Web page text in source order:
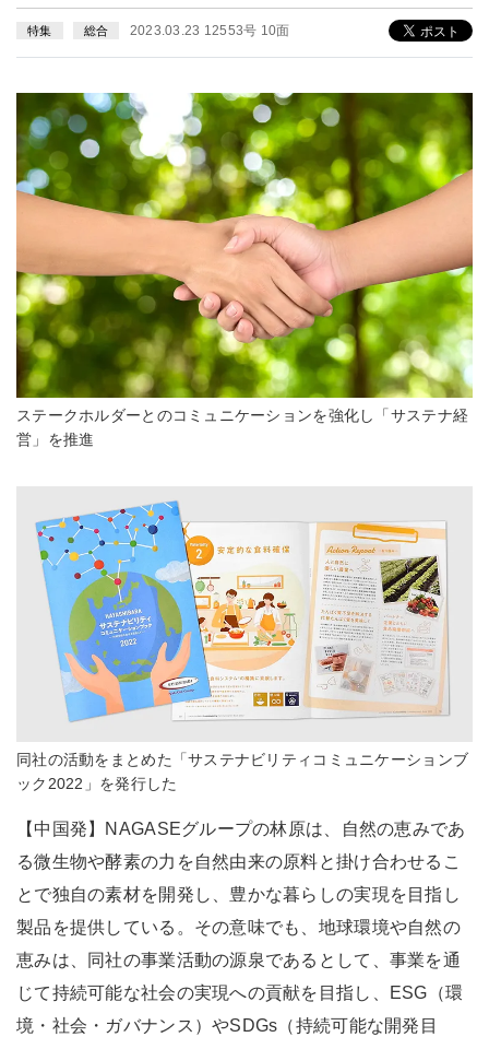
特集 総合 2023.03.23 12553号 10面
ステークホルダーとのコミュニケーションを強化し「サステナ経
営」を推進
同社の活動をまとめた「サステナビリティコミュニケーションブ
ック2022」を発行した
【中国発】NAGASEグループの林原は、自然の恵みであ
る微生物や酵素の力を自然由来の原料と掛け合わせるこ
とで独自の素材を開発し、豊かな暮らしの実現を目指し
製品を提供している。その意味でも、地球環境や自然の
恵みは、同社の事業活動の源泉であるとして、事業を通
じて持続可能な社会の実現への貢献を目指し、ESG（環
境・社会・ガバナンス）やSDGs（持続可能な開発目